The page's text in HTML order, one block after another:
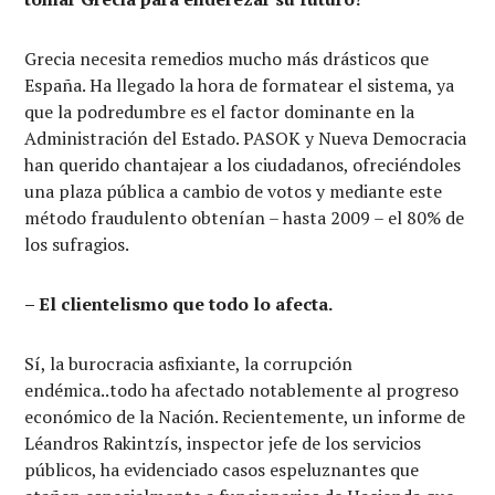
Grecia necesita remedios mucho más drásticos que
España. Ha llegado la hora de formatear el sistema, ya
que la podredumbre es el factor dominante en la
Administración del Estado. PASOK y Nueva Democracia
han querido chantajear a los ciudadanos, ofreciéndoles
una plaza pública a cambio de votos y mediante este
método fraudulento obtenían – hasta 2009 – el 80% de
los sufragios.
– El clientelismo que todo lo afecta.
Sí, la burocracia asfixiante, la corrupción
endémica..todo ha afectado notablemente al progreso
económico de la Nación. Recientemente, un informe de
Léandros Rakintzís, inspector jefe de los servicios
públicos, ha evidenciado casos espeluznantes que